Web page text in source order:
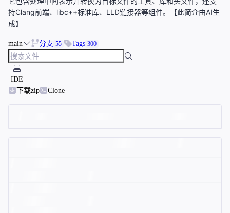
持Clang前端、libc++标准库、LLD链接器等组件。【此简介由AI生
成】
main 分支 55 Tags 300
IDE
下载zip
Clone